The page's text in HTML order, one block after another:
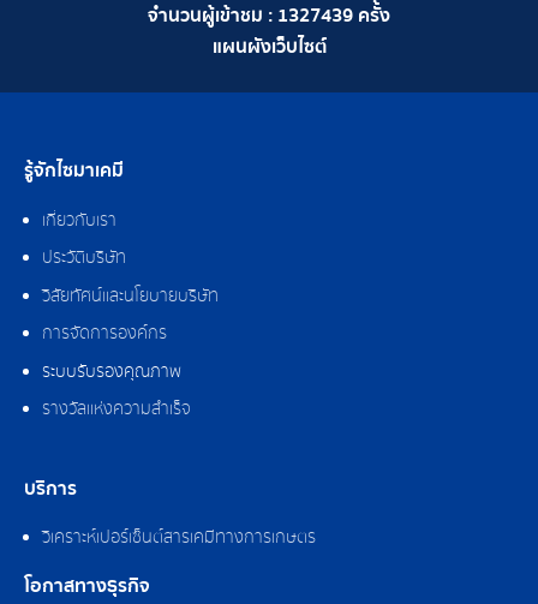
จำนวนผู้เข้าชม : 1327439 ครั้ง
แผนผังเว็บไซต์
รู้จักไซมาเคมี
เกี่ยวกับเรา
ประวัติบริษัท
วิสัยทัศน์และนโยบายบริษัท
การจัดการองค์กร
ระบบรับรองคุณภาพ
รางวัลแห่งความสำเร็จ
บริการ
วิเคราะห์เปอร์เซ็นต์สารเคมีทางการเกษตร
โอกาสทางธุรกิจ